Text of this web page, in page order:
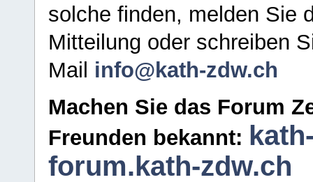
solche finden, melden Sie
Mitteilung oder schreiben
Mail info@kath-zdw.ch
Machen Sie das Forum
Freunden bekannt:
forum.kath-zdw.ch